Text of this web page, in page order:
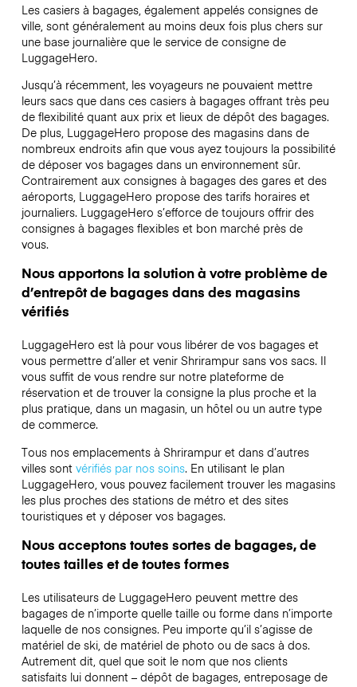
Les casiers à bagages, également appelés consignes de
ville, sont généralement au moins deux fois plus chers sur
une base journalière que le service de consigne de
LuggageHero.
Jusqu’à récemment, les voyageurs ne pouvaient mettre
leurs sacs que dans ces casiers à bagages offrant très peu
de flexibilité quant aux prix et lieux de dépôt des bagages.
De plus, LuggageHero propose des magasins dans de
nombreux endroits afin que vous ayez toujours la possibilité
de déposer vos bagages dans un environnement sûr.
Contrairement aux consignes à bagages des gares et des
aéroports, LuggageHero propose des tarifs horaires et
journaliers. LuggageHero s’efforce de toujours offrir des
consignes à bagages flexibles et bon marché près de
vous.
Nous apportons la solution à votre problème de
d’entrepôt de bagages dans des magasins
vérifiés
LuggageHero est là pour vous libérer de vos bagages et
vous permettre d’aller et venir Shrirampur sans vos sacs. Il
vous suffit de vous rendre sur notre plateforme de
réservation et de trouver la consigne la plus proche et la
plus pratique, dans un magasin, un hôtel ou un autre type
de commerce.
Tous nos emplacements à Shrirampur et dans d’autres
villes sont vérifiés par nos soins. En utilisant le plan
LuggageHero, vous pouvez facilement trouver les magasins
les plus proches des stations de métro et des sites
touristiques et y déposer vos bagages.
Nous acceptons toutes sortes de bagages, de
toutes tailles et de toutes formes
Les utilisateurs de LuggageHero peuvent mettre des
bagages de n’importe quelle taille ou forme dans n’importe
laquelle de nos consignes. Peu importe qu’il s’agisse de
matériel de ski, de matériel de photo ou de sacs à dos.
Autrement dit, quel que soit le nom que nos clients
satisfaits lui donnent – dépôt de bagages, entreposage de